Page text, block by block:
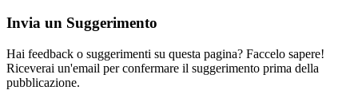
Invia un Suggerimento
Hai feedback o suggerimenti su questa pagina? Faccelo sapere!
Riceverai un'email per confermare il suggerimento prima della
pubblicazione.